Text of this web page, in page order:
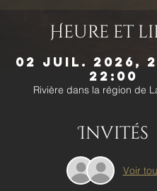
Heure et
02 juil. 2026,
22:00
Rivière dans la région de
Invités
Voir